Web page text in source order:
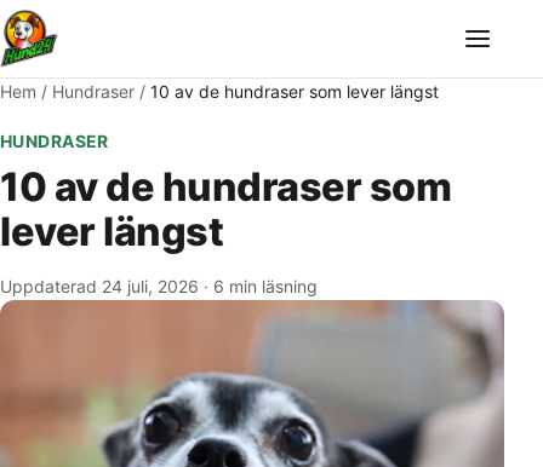
Meny
Hem / Hundraser / 10 av de hundraser som lever längst
HUNDRASER
10 av de hundraser som
lever längst
Uppdaterad 24 juli, 2026 · 6 min läsning